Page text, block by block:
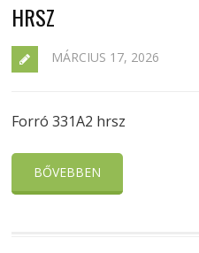
HRSZ
MÁRCIUS 17, 2026
Forró 331A2 hrsz
BŐVEBBEN